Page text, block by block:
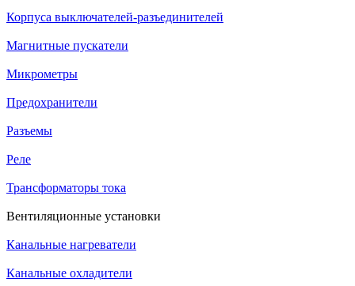
Корпуса выключателей-разъединителей
Магнитные пускатели
Микрометры
Предохранители
Разъемы
Реле
Трансформаторы тока
Вентиляционные установки
Канальные нагреватели
Канальные охладители